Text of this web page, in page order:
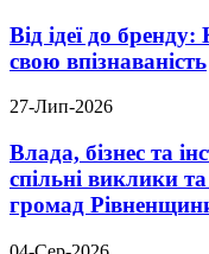
Від ідеї до
свою впізнаваність
27-Лип-2026
Влада, бізнес та
спільні виклики
громад